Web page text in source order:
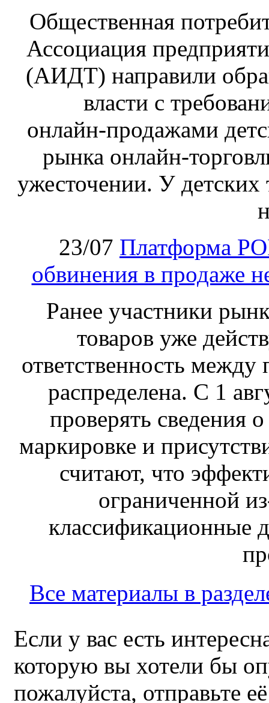
Общественная
Ассоциация
(АИДТ) направили
власти с
онлайн‑продажами
рынка онлайн-
ужесточении. У детских
23/07 Платформа
обвинения в продаже
Ранее участники
товаров уже
ответственность
распределена. С 1
проверять сведения
маркировке и
считают, что
ограниченной
классификационные
Все материалы в
Если у вас есть
которую вы хотели бы
пожалуйста, отправьте